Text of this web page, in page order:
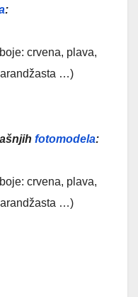
:
crvena, plava,
…)
fotomodela:
crvena, plava,
…)